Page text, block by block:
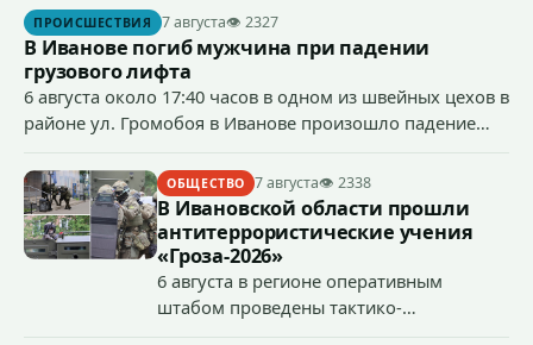
сумму более 4,4 млн рублей через маркетплейс.
ПРОИСШЕСТВИЯ 7 августа👁 2327
В Иванове погиб мужчина при падении
грузового лифта
6 августа около 17:40 часов в одном из швейных цехов в
районе ул. Громобоя в Иванове произошло падение
ОБЩЕСТВО 7 августа👁 2338
В Ивановской области прошли
антитеррористические учения
«Гроза-2026»
6 августа в регионе оперативным
штабом проведены тактико-